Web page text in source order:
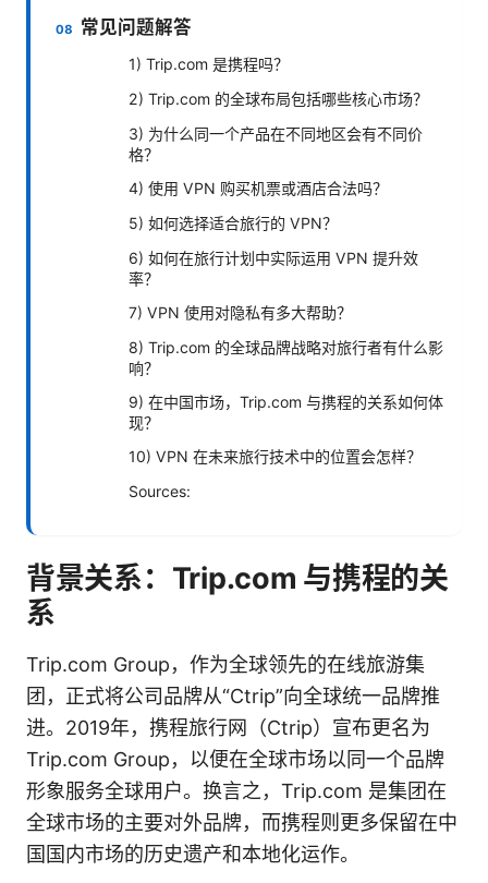
常见问题解答
1) Trip.com 是携程吗？
2) Trip.com 的全球布局包括哪些核心市场？
3) 为什么同一个产品在不同地区会有不同价
格？
4) 使用 VPN 购买机票或酒店合法吗？
5) 如何选择适合旅行的 VPN？
6) 如何在旅行计划中实际运用 VPN 提升效
率？
7) VPN 使用对隐私有多大帮助？
8) Trip.com 的全球品牌战略对旅行者有什么影
响？
9) 在中国市场，Trip.com 与携程的关系如何体
现？
10) VPN 在未来旅行技术中的位置会怎样？
Sources:
背景关系：Trip.com 与携程的关
系
Trip.com Group，作为全球领先的在线旅游集
团，正式将公司品牌从“Ctrip”向全球统一品牌推
进。2019年，携程旅行网（Ctrip）宣布更名为
Trip.com Group，以便在全球市场以同一个品牌
形象服务全球用户。换言之，Trip.com 是集团在
全球市场的主要对外品牌，而携程则更多保留在中
国国内市场的历史遗产和本地化运作。